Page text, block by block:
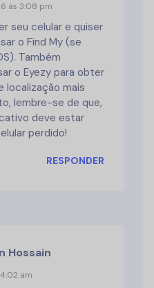
às 3:08 pm
seu celular e quiser
o Find My (se
Também
o Eyezy para obter
localização mais
lembre-se de que,
deve estar
perdido!
RESPONDER
Hossain
am